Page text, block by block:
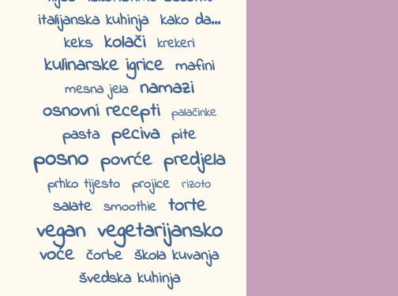
italijanska kuhinja kako da...
keks kolači krekeri
kulinarske igrice mafini
mesna jela namazi
osnovni recepti
palačinke
pasta peciva pite
posno povrće predjela
prhko tijesto projice rizoto
salate smoothie torte
vegan vegetarijansko
voće čorbe škola kuvanja
švedska kuhinja